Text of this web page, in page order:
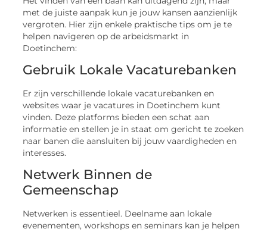
met de juiste aanpak kun je jouw kansen aanzienlijk
vergroten. Hier zijn enkele praktische tips om je te
helpen navigeren op de arbeidsmarkt in
Doetinchem:
Gebruik Lokale Vacaturebanken
Er zijn verschillende lokale vacaturebanken en
websites waar je vacatures in Doetinchem kunt
vinden. Deze platforms bieden een schat aan
informatie en stellen je in staat om gericht te zoeken
naar banen die aansluiten bij jouw vaardigheden en
interesses.
Netwerk Binnen de
Gemeenschap
Netwerken is essentieel. Deelname aan lokale
evenementen, workshops en seminars kan je helpen